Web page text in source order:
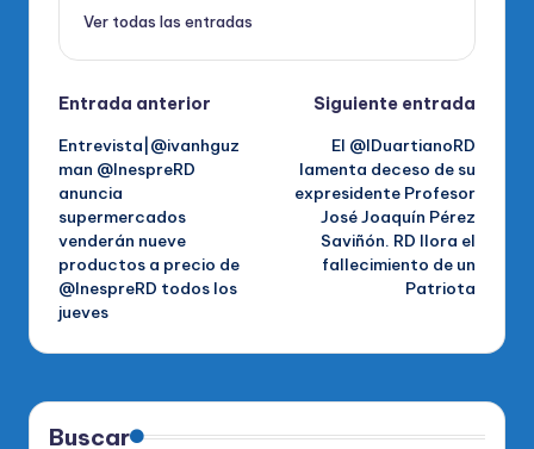
Ver todas las entradas
Navegación
de
entradas
Entrada anterior
Entrevista|@ivanhguz
man @InespreRD
anuncia
supermercados
venderán nueve
productos a precio de
@InespreRD todos los
jueves
Siguiente entrada
El @IDuartianoRD
lamenta deceso de su
expresidente Profesor
José Joaquín Pérez
Saviñón. RD llora el
fallecimiento de un
Patriota
Buscar